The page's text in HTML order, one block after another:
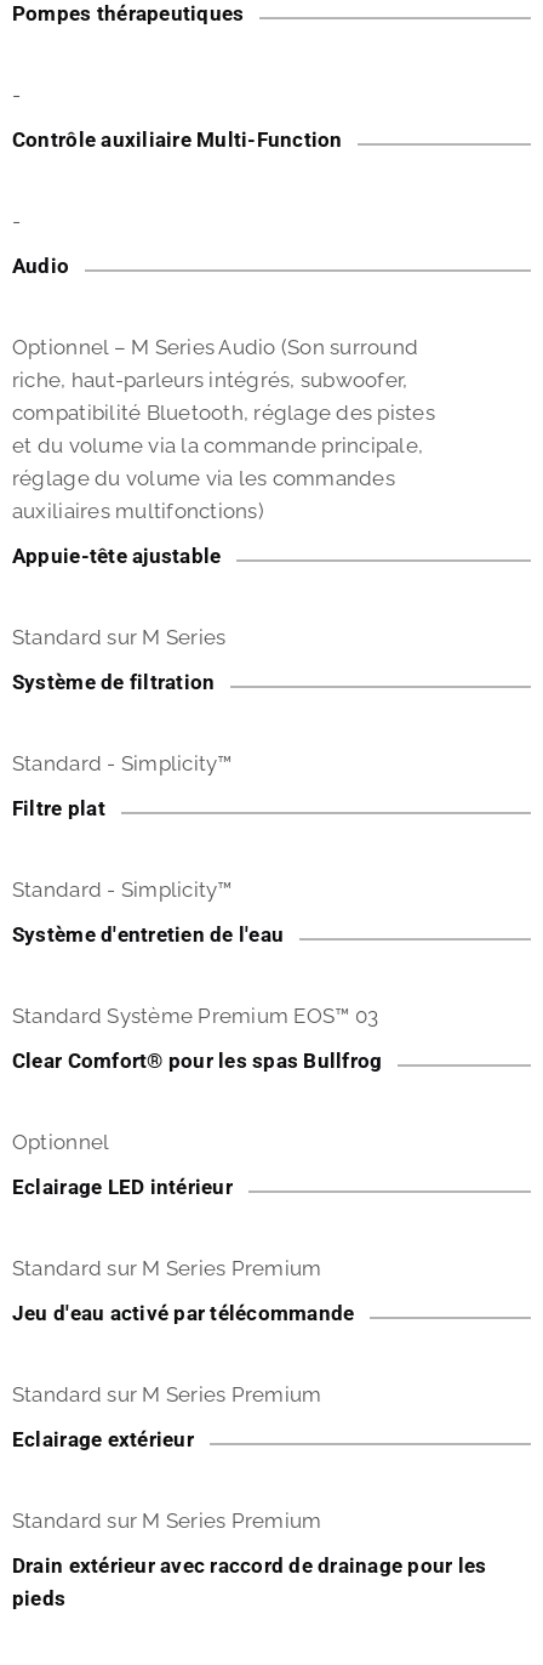
Pompes thérapeutiques
-
Contrôle auxiliaire Multi-Function
-
Audio
Optionnel – M Series Audio (Son surround
riche, haut-parleurs intégrés, subwoofer,
compatibilité Bluetooth, réglage des pistes
et du volume via la commande principale,
réglage du volume via les commandes
auxiliaires multifonctions)
Appuie-tête ajustable
Standard sur M Series
Système de filtration
Standard - Simplicity™
Filtre plat
Standard - Simplicity™
Système d'entretien de l'eau
Standard Système Premium EOS™ 03
Clear Comfort® pour les spas Bullfrog
Optionnel
Eclairage LED intérieur
Standard sur M Series Premium
Jeu d'eau activé par télécommande
Standard sur M Series Premium
Eclairage extérieur
Standard sur M Series Premium
Drain extérieur avec raccord de drainage pour les
pieds